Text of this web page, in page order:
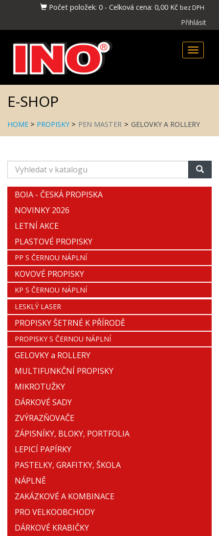
Počet položek: 0 - Celková cena: 0,00 Kč bez DPH
Přihlásit
Toggle
E-SHOP
HOME > PROPISKY> PEN MASTER > GELOVKY A ROLLERY
Vyhledat
v
katalogu
BOIA - ČESKÁ PROPISKA
NOVINKY 2026
LETNÍ AKCE
PLASTOVÉ PROPISKY
PP S ČERNOU NÁPLNÍ
KOVOVÉ PROPISKY
KP S ČERNOU NÁPLNÍ
LESKLÝ LASER
PROPISKY ŠETRNÉ K PŘÍRODĚ
PROPISKY S ČERNOU NÁPLNÍ
GELOVKY a ROLLERY
MULTIFUNKČNÍ PROPISKY
MIKROTUŽKY
DÁRKOVÉ SADY
ZVÝRAZŇOVAČE
ZÁPISNÍKY, BLOKY, PORTFOLIA
LEPICÍ PAPÍRKY
PASTELKY, GRAFITKY, ŠKOLA
NÁPLNĚ
ZAKÁZKOVÉ A KOMBINACE
PRO VELKOOBCHODY
DÁRKOVÉ KRABIČKY